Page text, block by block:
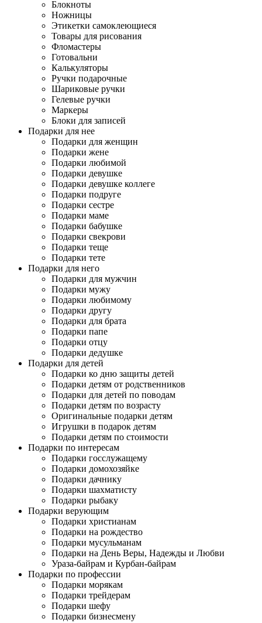
Блокноты
Ножницы
Этикетки самоклеющиеся
Товары для рисования
Фломастеры
Готовальни
Калькуляторы
Ручки подарочные
Шариковые ручки
Гелевые ручки
Маркеры
Блоки для записей
Подарки для нее
Подарки для женщин
Подарки жене
Подарки любимой
Подарки девушке
Подарки девушке коллеге
Подарки подруге
Подарки сестре
Подарки маме
Подарки бабушке
Подарки свекрови
Подарки теще
Подарки тете
Подарки для него
Подарки для мужчин
Подарки мужу
Подарки любимому
Подарки другу
Подарки для брата
Подарки папе
Подарки отцу
Подарки дедушке
Подарки для детей
Подарки ко дню защиты детей
Подарки детям от родственников
Подарки для детей по поводам
Подарки детям по возрасту
Оригинальные подарки детям
Игрушки в подарок детям
Подарки детям по стоимости
Подарки по интересам
Подарки госслужащему
Подарки домохозяйке
Подарки дачнику
Подарки шахматисту
Подарки рыбаку
Подарки верующим
Подарки христианам
Подарки на рождество
Подарки мусульманам
Подарки на День Веры, Надежды и Любви
Ураза-байрам и Курбан-байрам
Подарки по профессии
Подарки морякам
Подарки трейдерам
Подарки шефу
Подарки бизнесмену